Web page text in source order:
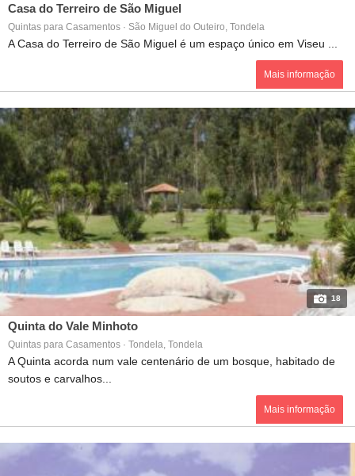
Casa do Terreiro de São Miguel
Quintas para Casamentos · São Miguel do Outeiro, Tondela
A Casa do Terreiro de São Miguel é um espaço único em Viseu ...
Mais informação
18
Quinta do Vale Minhoto
Quintas para Casamentos · Tondela, Tondela
A Quinta acorda num vale centenário de um bosque, habitado de
soutos e carvalhos...
Mais informação